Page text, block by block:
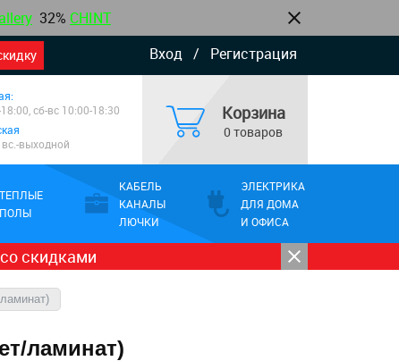
32% CHINT
Вход / Регистрация
сб-вс 10:00-18:30
выходной
Корзина
0 товаров
ТЕПЛЫЕ
ПОЛЫ
КАБЕЛЬ
КАНАЛЫ
ЛЮЧКИ
ЭЛЕКТРИКА
ДЛЯ ДОМА
И ОФИСА
скидками
ламинат)